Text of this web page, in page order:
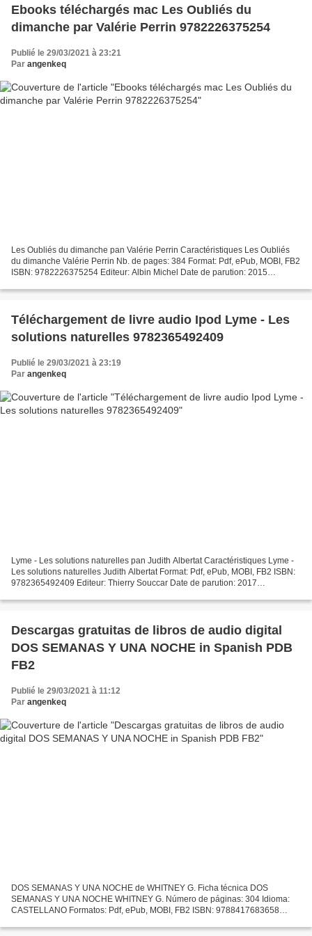
Ebooks téléchargés mac Les Oubliés du
dimanche par Valérie Perrin 9782226375254
Publié le 29/03/2021 à 23:21
Par angenkeq
Les Oubliés du dimanche pan Valérie Perrin Caractéristiques Les Oubliés
du dimanche Valérie Perrin Nb. de pages: 384 Format: Pdf, ePub, MOBI, FB2
ISBN: 9782226375254 Editeur: Albin Michel Date de parution: 2015
Téléchargement de livre audio Ipod Lyme - Les
solutions naturelles 9782365492409
Publié le 29/03/2021 à 23:19
Par angenkeq
Lyme - Les solutions naturelles pan Judith Albertat Caractéristiques Lyme -
Les solutions naturelles Judith Albertat Format: Pdf, ePub, MOBI, FB2 ISBN:
9782365492409 Editeur: Thierry Souccar Date de parution: 2017
Descargas gratuitas de libros de audio digital
DOS SEMANAS Y UNA NOCHE in Spanish PDB
FB2
Publié le 29/03/2021 à 11:12
Par angenkeq
DOS SEMANAS Y UNA NOCHE de WHITNEY G. Ficha técnica DOS
SEMANAS Y UNA NOCHE WHITNEY G. Número de páginas: 304 Idioma:
CASTELLANO Formatos: Pdf, ePub, MOBI, FB2 ISBN: 9788417683658